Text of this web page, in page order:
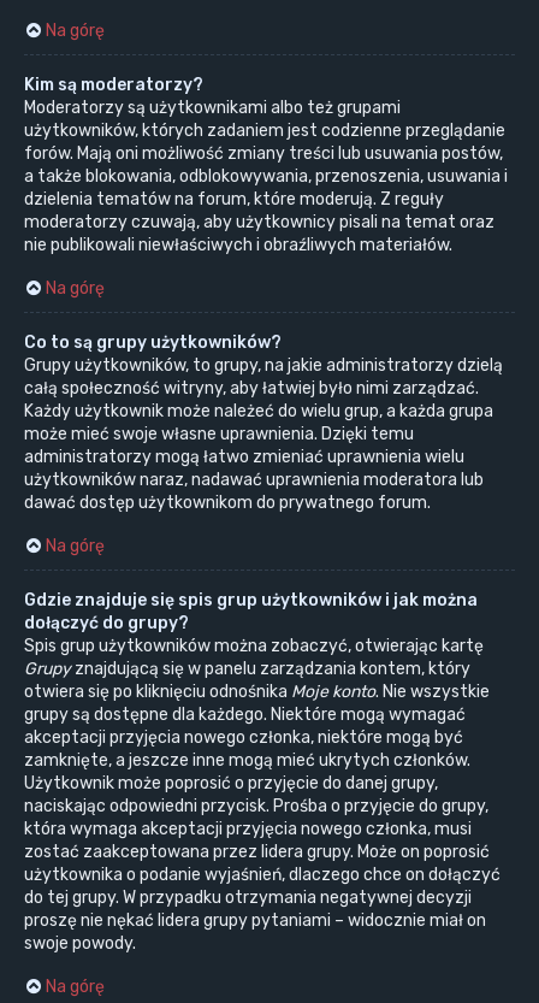
Na górę
Kim są moderatorzy?
Moderatorzy są użytkownikami albo też grupami
użytkowników, których zadaniem jest codzienne przeglądanie
forów. Mają oni możliwość zmiany treści lub usuwania postów,
a także blokowania, odblokowywania, przenoszenia, usuwania i
dzielenia tematów na forum, które moderują. Z reguły
moderatorzy czuwają, aby użytkownicy pisali na temat oraz
nie publikowali niewłaściwych i obraźliwych materiałów.
Na górę
Co to są grupy użytkowników?
Grupy użytkowników, to grupy, na jakie administratorzy dzielą
całą społeczność witryny, aby łatwiej było nimi zarządzać.
Każdy użytkownik może należeć do wielu grup, a każda grupa
może mieć swoje własne uprawnienia. Dzięki temu
administratorzy mogą łatwo zmieniać uprawnienia wielu
użytkowników naraz, nadawać uprawnienia moderatora lub
dawać dostęp użytkownikom do prywatnego forum.
Na górę
Gdzie znajduje się spis grup użytkowników i jak można
dołączyć do grupy?
Spis grup użytkowników można zobaczyć, otwierając kartę
Grupyznajdującą się w panelu zarządzania kontem, który
otwiera się po kliknięciu odnośnika Moje konto. Nie wszystkie
grupy są dostępne dla każdego. Niektóre mogą wymagać
akceptacji przyjęcia nowego członka, niektóre mogą być
zamknięte, a jeszcze inne mogą mieć ukrytych członków.
Użytkownik może poprosić o przyjęcie do danej grupy,
naciskając odpowiedni przycisk. Prośba o przyjęcie do grupy,
która wymaga akceptacji przyjęcia nowego członka, musi
zostać zaakceptowana przez lidera grupy. Może on poprosić
użytkownika o podanie wyjaśnień, dlaczego chce on dołączyć
do tej grupy. W przypadku otrzymania negatywnej decyzji
proszę nie nękać lidera grupy pytaniami – widocznie miał on
swoje powody.
Na górę